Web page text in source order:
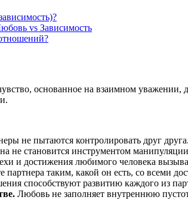
vs Зависимость
основанное на взаимном
не пытаются контролировать друг
не становится инструментом
и достижения любимого человека
таким, какой он есть, со всеми
способствуют развитию каждого из
Любовь не заполняет внутреннюю